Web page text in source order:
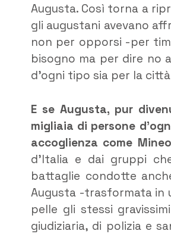
Augusta. Così torna a
gli augustani avevano
non per opporsi -per
bisogno ma per dire no
d’ogni tipo sia per la
E se Augusta, pur
migliaia di persone
accoglienza come Mineo
d’Italia e dai gruppi
battaglie condotte
Augusta -trasformata
pelle gli stessi
giudiziaria, di polizia e